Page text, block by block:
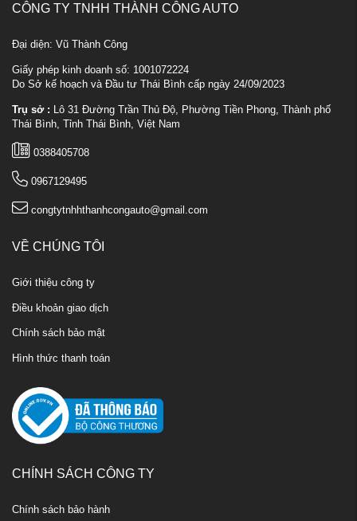
CÔNG TY TNHH THÀNH CÔNG AUTO
Đại diện: Vũ Thành Công
Giấy phép kinh doanh số: 1001072224
Do Sở kế hoạch và Đầu tư Thái Bình cấp ngày 24/09/2023
Trụ sở : Lô 31 Đường Trần Thủ Độ, Phường Tiền Phong, Thành phố
Thái Bình, Tỉnh Thái Bình, Việt Nam
0388405708
0967129495
congtytnhhthanhcongauto@gmail.com
VỀ CHÚNG TÔI
Giới thiệu công ty
Điều khoản giao dịch
Chính sách bảo mật
Hình thức thanh toán
CHÍNH SÁCH CÔNG TY
Chính sách bảo hành